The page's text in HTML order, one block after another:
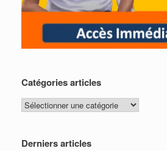
Catégories articles
Catégories
articles
Derniers articles